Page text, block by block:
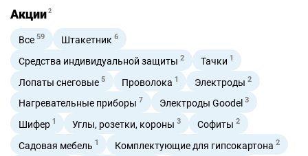
Акции2
Все 59 Штакетник 6
Средства индивидуальной защиты 2 Тачки 1
Лопаты снеговые 5 Проволока 1 Электроды 2
Нагревательные приборы 7 Электроды Goodel 3
Шифер 1 Углы, розетки, короны 3 Софиты 2
Садовая мебель 1 Комплектующие для гипсокартона 2